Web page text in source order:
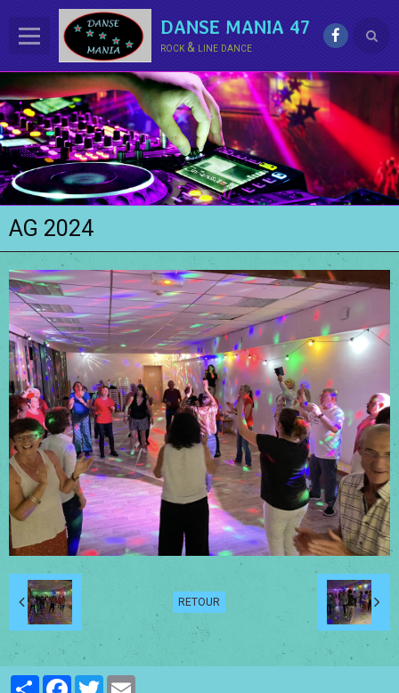
DANSE MANIA 47
rock & line dance
ACCUEIL
LE CLUB
La LINE DANCE
Le ROCK
Groupe Démo - Animations
PHOTOS
BONUS
Contact
Annuaire
AG 2024
RETOUR
PartagerFacebookTwitter